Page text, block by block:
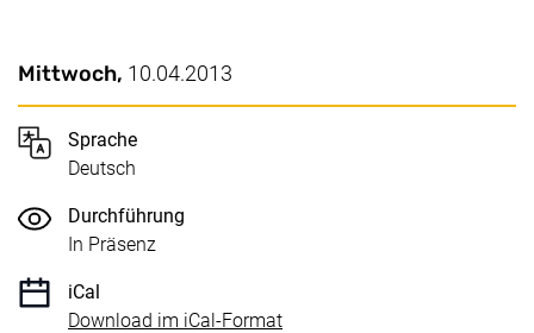
Wichtige Details
Datum / Dauer:
Mittwoch, 10.04.2013
Sprache
Deutsch
Durchführung
In Präsenz
iCal
Download im iCal-Format, 1 KB (öffnet neues Fenster)